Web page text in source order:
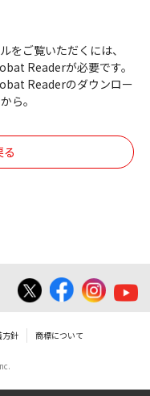
の仕様書、およ
ドファイルにつ
権利は、アイコ
たファイルは、
使用できませ
合があります。
していますBIOS/
をご覧いただくには、
Readerが必要です。
Readerのダウンロー
ら。
方針 商標について